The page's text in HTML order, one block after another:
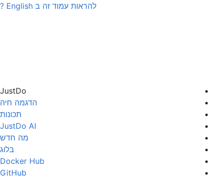
להראות עמוד זה ב English
?
JustDo
הדגמה חיה
תכונות
JustDo AI
מה חדש
בלוג
Docker Hub
GitHub